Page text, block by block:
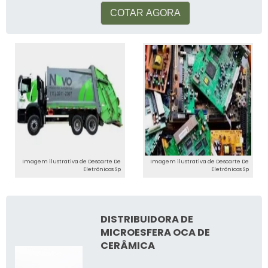
CUIDADOS E
MANUTENÇÃO
Antes de descartar seus eletrônicos,
certifique-se de apagar todos os dados
pessoais. Proteja suas informações pessoais,
evitando possíveis riscos de segurança.
GARANTIA DE DESCARTE
SEGURO
coletados, seguindo as normas ambientais
COTAR AGORA
Imagem ilustrativa de Descarte De
Eletrônicos Sp
Imagem ilustrativa de Descarte De
Eletrônicos Sp
DISTRIBUIDORA DE
MICROESFERA OCA DE
CERÂMICA